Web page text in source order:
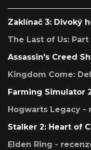
Zaklínač 3: Divoký
The Last of Us:
Assassin's Creed
Kingdom Come:
Farming Simulator
Hogwarts Legacy -
Stalker 2: Heart of
Elden Ring -